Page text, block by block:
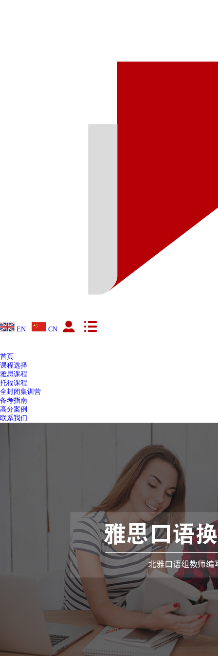
EN CN
首页
课程选择
雅思课程
托福课程
全封闭集训营
备考指南
高分案例
联系我们